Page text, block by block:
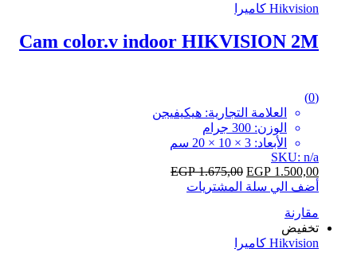
Hikvision كاميرا
Cam color.v indoor HIKVISION 2M
out
of
5
(0)
العلامة التجارية: هيكيفيجن
الوزن: 300 جرام
الأبعاد: 3 × 10 × 20 سم
SKU: n/a
EGP 1.500,00
EGP1.675,00
أضف الي سلة المشتريات
مقارنة
تخفيض
Hikvision كاميرا